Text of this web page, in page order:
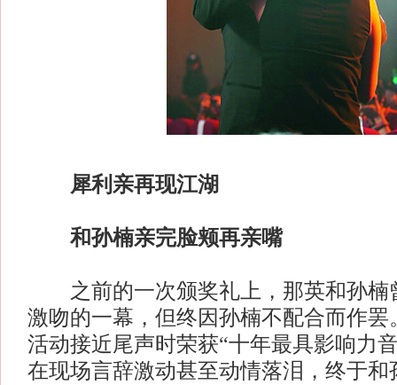
犀利亲再现江湖
和孙楠亲完脸颊再亲嘴
之前的一次颁奖礼上，那英和孙楠
激吻的一幕，但终因孙楠不配合而作罢
活动接近尾声时荣获“十年最具影响力
在现场言辞激动甚至动情落泪，终于和